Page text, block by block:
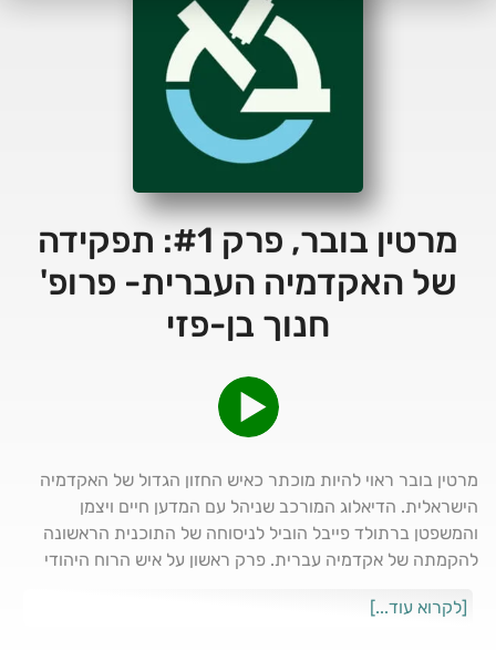
מרטין בובר, פרק #1: תפקידה
של האקדמיה העברית- פרופ'
חנוך בן-פזי
מרטין בובר ראוי להיות מוכתר כאיש החזון הגדול של האקדמיה
הישראלית. הדיאלוג המורכב שניהל עם המדען חיים ויצמן
והמשפטן ברתולד פייבל הוביל לניסוחה של התוכנית הראשונה
להקמתה של אקדמיה עברית. פרק ראשון על איש הרוח היהודי
[לקרוא עוד...]